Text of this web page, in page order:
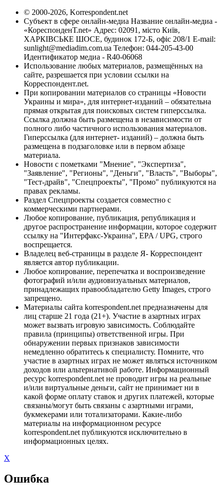
© 2000-2026, Korrespondent.net
Субъект в сфере онлайн-медиа Название онлайн-медиа -
«КореспонденТ.net» Адрес: 02091, місто Київ,
ХАРКІВСЬКЕ ШОСЕ, будинок 172-Б, офіс 208/1 E-mail:
sunlight@mediadim.com.ua Телефон: 044-205-43-00
Идентификатор медиа - R40-06068
Использование любых материалов, размещённых на
сайте, разрешается при условии ссылки на
Корреспондент.net.
При копировании материалов со страницы «Новости
Украины и мира», для интернет-изданий – обязательна
прямая открытая для поисковых систем гиперссылка.
Ссылка должна быть размещена в независимости от
полного либо частичного использования материалов.
Гиперссылка (для интернет- изданий) – должна быть
размещена в подзаголовке или в первом абзаце
материала.
Новости с пометками "Мнение", "Экспертиза",
"Заявление", "Регионы", "Деньги", "Власть", "Выборы",
"Тест-драйв", "Спецпроекты", "Промо" публикуются на
правах рекламы.
Раздел Спецпроекты создается совместно с
коммерческими партнерами.
Любое копирование, публикация, републикация и
другое распространение информации, которое содержит
ссылку на "Интерфакс-Украина", EPA / UPG, строго
воспрещается.
Владелец веб-страницы в разделе Я- Корреспондент
является автор публикации.
Любое копирование, перепечатка и воспроизведение
фотографий и/или аудиовизуальных материалов,
принадлежащих правообладателю Getty Images, строго
запрещено.
Материалы сайта korrespondent.net предназначены для
лиц старше 21 года (21+). Участие в азартных играх
может вызвать игровую зависимость. Соблюдайте
правила (принципы) ответственной игры. При
обнаружении первых признаков зависимости
немедленно обратитесь к специалисту. Помните, что
участие в азартных играх не может являться источником
доходов или альтернативой работе. Информационный
ресурс korrespondent.net не проводит игры на реальные
и/или виртуальные деньги, сайт не принимает ни в
какой форме оплату ставок и других платежей, которые
связаны/могут быть связаны с азартными играми,
букмекерами или тотализаторами. Какие-либо
материалы на информационном ресурсе
korrespondent.net публикуются исключительно в
информационных целях.
X
Ошибка